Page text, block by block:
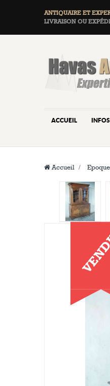
ANTIQUAIRE ET
LIVRAISON OU
ACCUEIL
Accueil > Epoque